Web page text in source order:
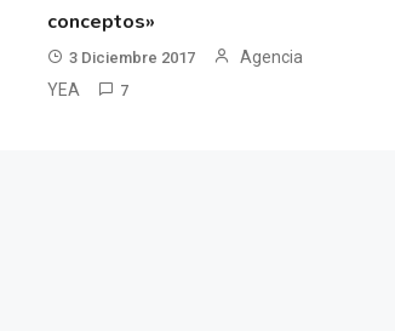
conceptos»
3 Diciembre 2017
Agencia
YEA
7